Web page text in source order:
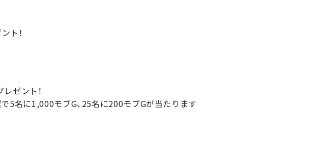
ト！
ゼント！
5名に1,000モブG、25名に200モブGが当たります